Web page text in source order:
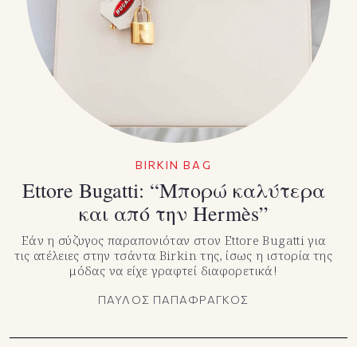
BIRKIN BAG
Ettore Bugatti: “Μπορώ καλύτερα
και από την Hermès”
Εάν η σύζυγος παραπονιόταν στον Ettore Bugatti για
τις ατέλειες στην τσάντα Birkin της, ίσως η ιστορία της
μόδας να είχε γραφτεί διαφορετικά!
ΠΑΥΛΟΣ ΠΑΠΑΦΡΑΓΚΟΣ